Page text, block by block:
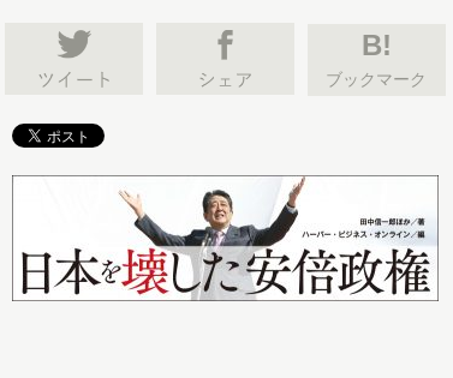
B!
ブックマーク